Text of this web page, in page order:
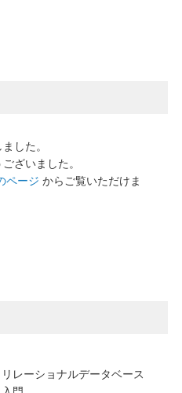
した。
ざいました。
ページ からご覧いただけま
リレーショナルデータベース